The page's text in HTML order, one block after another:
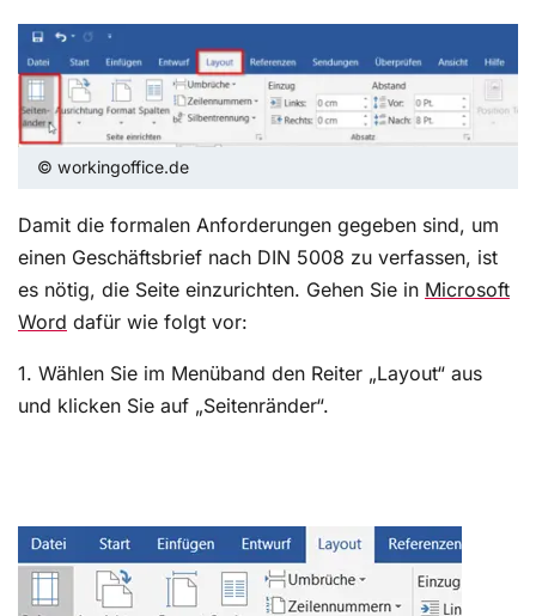
© workingoffice.de
Damit die formalen Anforderungen gegeben sind, um
einen Geschäftsbrief nach DIN 5008 zu verfassen, ist
es nötig, die Seite einzurichten. Gehen Sie in Microsoft
Word dafür wie folgt vor:
1. Wählen Sie im Menüband den Reiter „Layout“ aus
und klicken Sie auf „Seitenränder“.